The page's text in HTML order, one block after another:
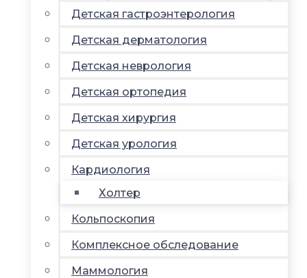
Детская гастроэнтерология
Детская дерматология
Детская неврология
Детская ортопедия
Детская хирургия
Детская урология
Кардиология
Холтер
Кольпоскопия
Комплексное обследование
Маммология